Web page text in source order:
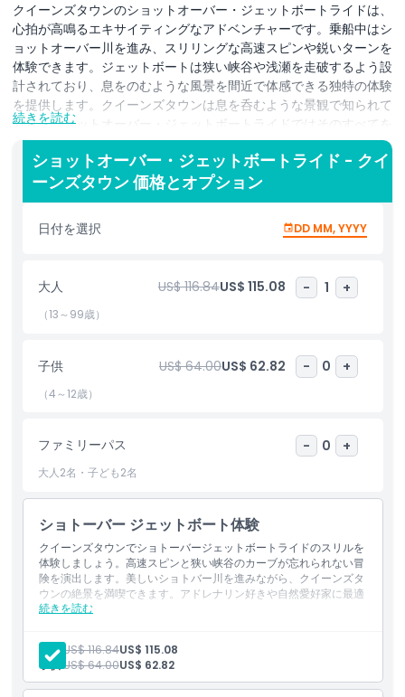
クイーンズタウンのショットオーバー・ジェットボートライドは、
心拍が高鳴るエキサイティングなアドベンチャーです。乗船中はシ
ョットオーバー川を進み、スリリングな高速スピンや鋭いターンを
体験できます。ジェットボートは狭い峡谷や浅瀬を走破するよう設
計されており、息をのむような風景を間近で体感できる独特の体験
を提供します。クイーンズタウンは息を呑むような景観で知られて
おり、ショットオーバー・ジェットボートライドではそのすべてを
間近で見ることができます。このアクション満載の体験は、クイー
ンズタウンの美しいアウトドアを探索しながらアドレナリンを求め
る人に最適です。ショットオーバー川とその素晴らしい周辺を楽し
む最良の方法のひとつです。地元の人も訪問者も、クイーンズタウ
ンのショットオーバー・ジェットボートライドは冒険好きには必須
のアクティビティです。
ハイライト
子供／大人ポリシー
対象外
営業時間
注意事項
場所
行き方
続きを読む
ショットオーバー・ジェットボートライド - クイ
ーンズタウン 価格とオプション
日付を選択 DD MM, YYYY
大人 US$ 116.84US$ 115.08 - 1 +
（13～99歳）
子供 US$ 64.00US$ 62.82 - 0 +
（4～12歳）
ファミリーパス - 0 +
大人2名・子ども2名
ショトーバー ジェットボート体験
クイーンズタウンでショトーバージェットボートライドのスリルを
体験しましょう。高速スピンと狭い峡谷のカーブが忘れられない冒
険を演出します。美しいショトバー川を進みながら、クイーンズタ
ウンの絶景を満喫できます。アドレナリン好きや自然愛好家に最適
です。
続きを読む
30分間のショットオーバージェットライド
救命胴衣の着用必須
リバーベースで無料WiFi利用可能
現地での写真撮影サービスおよびジェットボートに取り付けら
大人: US$ 116.84US$ 115.08
子供: US$ 64.00US$ 62.82